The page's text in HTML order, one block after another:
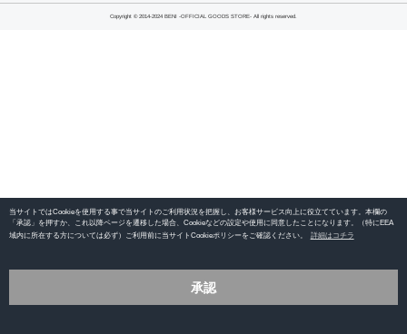
当サイトではCookieを使用する事で当サイトのご利用状況を把握し、お客様サービス向上に役立てています。本欄の
「承認」を押すか、これ以降ページを遷移した場合、Cookieなどの設定や使用に同意したことになります。（特にEEA
域内に所在する方については必ず）ご利用前に当サイトCookieポリシーをご確認ください。
詳細はコチラ
承認
Copyright © 2014-2024 BENI -OFFICIAL GOODS STORE- All rights reserved.